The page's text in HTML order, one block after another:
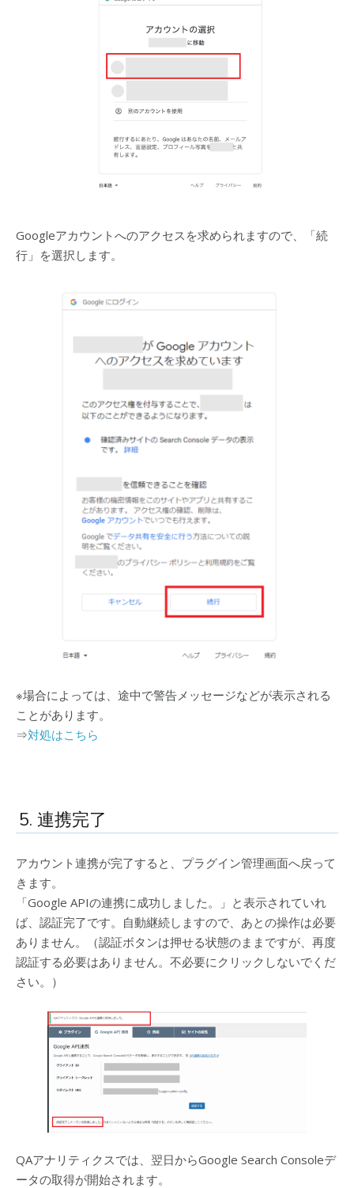
Googleアカウントへのアクセスを求められますので、「続
行」を選択します。
※場合によっては、途中で警告メッセージなどが表示される
ことがあります。
⇒対処はこちら
5. 連携完了
アカウント連携が完了すると、プラグイン管理画面へ戻って
きます。
「Google APIの連携に成功しました。」と表示されていれ
ば、認証完了です。自動継続しますので、あとの操作は必要
ありません。（認証ボタンは押せる状態のままですが、再度
認証する必要はありません。不必要にクリックしないでくだ
さい。）
QAアナリティクスでは、翌日からGoogle Search Consoleデ
ータの取得が開始されます。